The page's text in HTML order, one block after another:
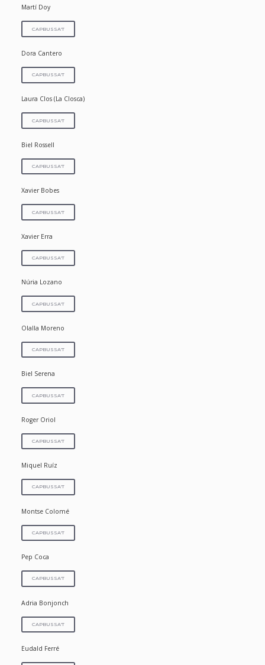
Martí Doy
CAPBUSSA'T
Dora Cantero
CAPBUSSA'T
Laura Clos (La Closca)
CAPBUSSA'T
Biel Rossell
CAPBUSSA'T
Xavier Bobes
CAPBUSSA'T
Xavier Erra
CAPBUSSA'T
Núria Lozano
CAPBUSSA'T
Olalla Moreno
CAPBUSSA'T
Biel Serena
CAPBUSSA'T
Roger Oriol
CAPBUSSA'T
Miquel Ruíz
CAPBUSSA'T
Montse Colomé
CAPBUSSA'T
Pep Coca
CAPBUSSA'T
Adria Bonjonch
CAPBUSSA'T
Eudald Ferré